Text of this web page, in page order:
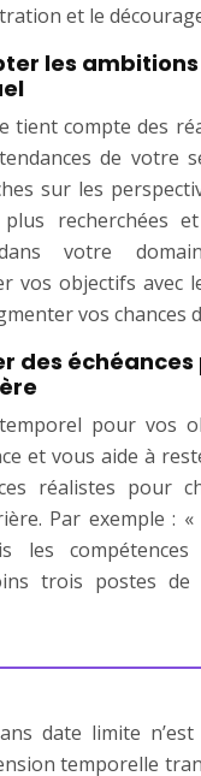
et le
les
tient compte des
de votre
sur les
plus recherchées
votre
vos objectifs avec
vos chances
des
pour vos
et vous aide à
réalistes pour
Par exemple : «
les compétences
trois postes de
date limite
temporelle